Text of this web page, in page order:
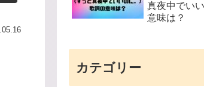
真夜中でい
意味は？
カテゴリー